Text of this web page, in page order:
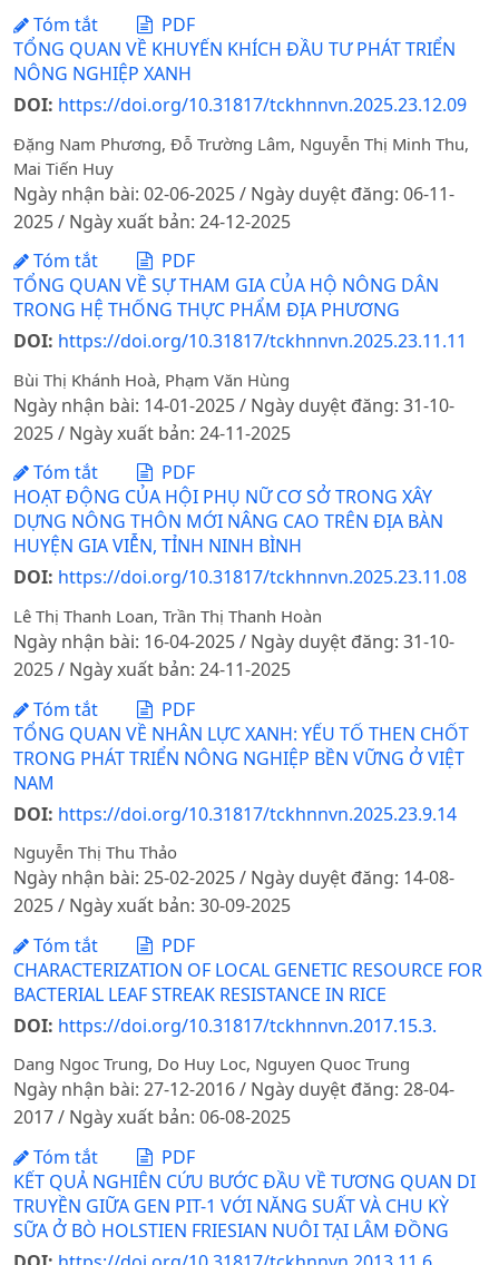
Tóm tắt
PDF
TỔNG QUAN VỀ KHUYẾN KHÍCH ĐẦU TƯ PHÁT TRIỂN
NÔNG NGHIỆP XANH
DOI: https://doi.org/10.31817/tckhnnvn.2025.23.12.09
Đặng Nam Phương, Đỗ Trường Lâm, Nguyễn Thị Minh Thu,
Mai Tiến Huy
Ngày nhận bài: 02-06-2025 / Ngày duyệt đăng: 06-11-
2025 / Ngày xuất bản: 24-12-2025
Tóm tắt
PDF
TỔNG QUAN VỀ SỰ THAM GIA CỦA HỘ NÔNG DÂN
TRONG HỆ THỐNG THỰC PHẨM ĐỊA PHƯƠNG
DOI: https://doi.org/10.31817/tckhnnvn.2025.23.11.11
Bùi Thị Khánh Hoà, Phạm Văn Hùng
Ngày nhận bài: 14-01-2025 / Ngày duyệt đăng: 31-10-
2025 / Ngày xuất bản: 24-11-2025
Tóm tắt
PDF
HOẠT ĐỘNG CỦA HỘI PHỤ NỮ CƠ SỞ TRONG XÂY
DỰNG NÔNG THÔN MỚI NÂNG CAO TRÊN ĐỊA BÀN
HUYỆN GIA VIỄN, TỈNH NINH BÌNH
DOI: https://doi.org/10.31817/tckhnnvn.2025.23.11.08
Lê Thị Thanh Loan, Trần Thị Thanh Hoàn
Ngày nhận bài: 16-04-2025 / Ngày duyệt đăng: 31-10-
2025 / Ngày xuất bản: 24-11-2025
Tóm tắt
PDF
TỔNG QUAN VỀ NHÂN LỰC XANH: YẾU TỐ THEN CHỐT
TRONG PHÁT TRIỂN NÔNG NGHIỆP BỀN VỮNG Ở VIỆT
NAM
DOI: https://doi.org/10.31817/tckhnnvn.2025.23.9.14
Nguyễn Thị Thu Thảo
Ngày nhận bài: 25-02-2025 / Ngày duyệt đăng: 14-08-
2025 / Ngày xuất bản: 30-09-2025
Tóm tắt
PDF
CHARACTERIZATION OF LOCAL GENETIC RESOURCE FOR
BACTERIAL LEAF STREAK RESISTANCE IN RICE
DOI: https://doi.org/10.31817/tckhnnvn.2017.15.3.
Dang Ngoc Trung, Do Huy Loc, Nguyen Quoc Trung
Ngày nhận bài: 27-12-2016 / Ngày duyệt đăng: 28-04-
2017 / Ngày xuất bản: 06-08-2025
Tóm tắt
PDF
KẾT QUẢ NGHIÊN CỨU BƯỚC ĐẦU VỀ TƯƠNG QUAN DI
TRUYỀN GIỮA GEN PIT-1 VỚI NĂNG SUẤT VÀ CHU KỲ
SỮA Ở BÒ HOLSTIEN FRIESIAN NUÔI TẠI LÂM ĐỒNG